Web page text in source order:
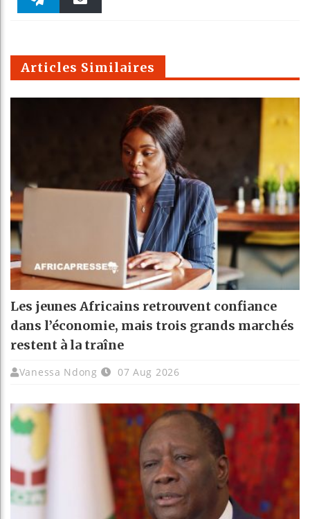
m
Articles Similaires
Les jeunes Africains retrouvent confiance
dans l’économie, mais trois grands marchés
restent à la traîne
Vanessa Ndong 07 Aug 2026